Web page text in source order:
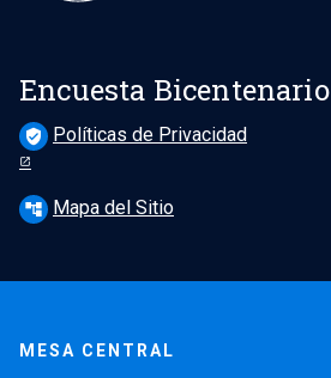
Encuesta Bicentenario
verified_user Políticas de Privacidad
account_tree Mapa del Sitio
MESA CENTRAL